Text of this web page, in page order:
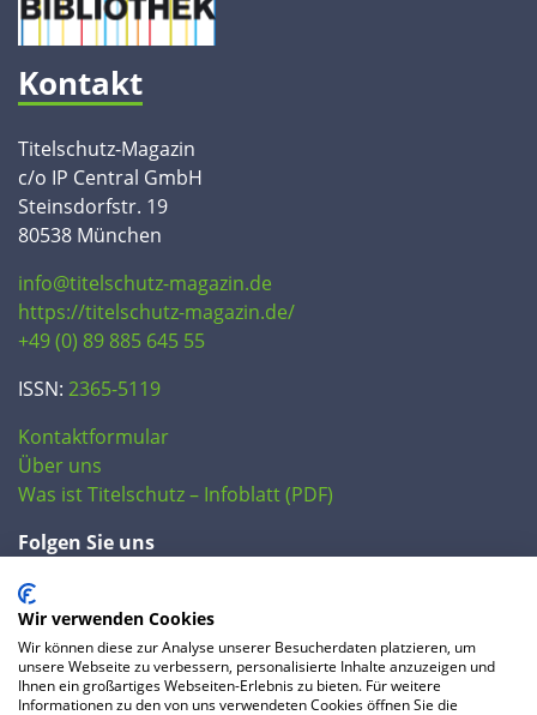
Kontakt
Titelschutz-Magazin
c/o IP Central GmbH
Steinsdorfstr. 19
80538 München
info@titelschutz-magazin.de
https://titelschutz-magazin.de/
+49 (0) 89 885 645 55
ISSN: 2365-5119
Kontaktformular
Über uns
Was ist Titelschutz – Infoblatt (PDF)
Folgen Sie uns
Wir verwenden Cookies
Wir können diese zur Analyse unserer Besucherdaten platzieren, um
unsere Webseite zu verbessern, personalisierte Inhalte anzuzeigen und
Ihnen ein großartiges Webseiten-Erlebnis zu bieten. Für weitere
Informationen zu den von uns verwendeten Cookies öffnen Sie die